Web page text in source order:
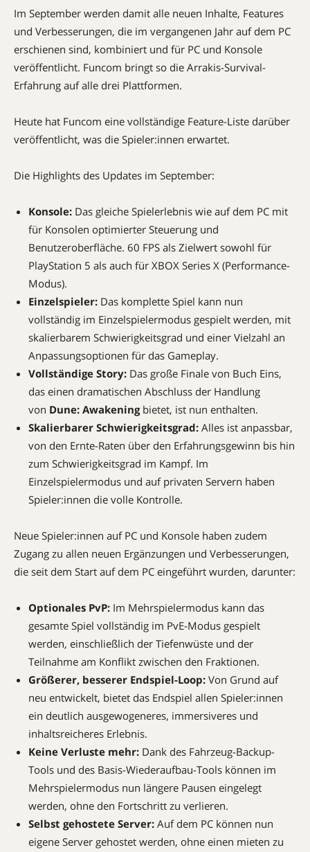
Im September werden damit alle neuen Inhalte, Features
und Verbesserungen, die im vergangenen Jahr auf dem PC
erschienen sind, kombiniert und für PC und Konsole
veröffentlicht. Funcom bringt so die Arrakis-Survival-
Erfahrung auf alle drei Plattformen.
Heute hat Funcom eine vollständige Feature-Liste darüber
veröffentlicht, was die Spieler:innen erwartet.
Die Highlights des Updates im September:
Konsole: Das gleiche Spielerlebnis wie auf dem PC mit
für Konsolen optimierter Steuerung und
Benutzeroberfläche. 60 FPS als Zielwert sowohl für
PlayStation 5 als auch für XBOX Series X (Performance-
Modus).
Einzelspieler: Das komplette Spiel kann nun
vollständig im Einzelspielermodus gespielt werden, mit
skalierbarem Schwierigkeitsgrad und einer Vielzahl an
Anpassungsoptionen für das Gameplay.
Vollständige Story: Das große Finale von Buch Eins,
das einen dramatischen Abschluss der Handlung
von Dune: Awakeningbietet, ist nun enthalten.
Skalierbarer Schwierigkeitsgrad: Alles ist anpassbar,
von den Ernte-Raten über den Erfahrungsgewinn bis hin
zum Schwierigkeitsgrad im Kampf. Im
Einzelspielermodus und auf privaten Servern haben
Spieler:innen die volle Kontrolle.
Neue Spieler:innen auf PC und Konsole haben zudem
Zugang zu allen neuen Ergänzungen und Verbesserungen,
die seit dem Start auf dem PC eingeführt wurden, darunter:
Optionales PvP: Im Mehrspielermodus kann das
gesamte Spiel vollständig im PvE-Modus gespielt
werden, einschließlich der Tiefenwüste und der
Teilnahme am Konflikt zwischen den Fraktionen.
Größerer, besserer Endspiel-Loop: Von Grund auf
neu entwickelt, bietet das Endspiel allen Spieler:innen
ein deutlich ausgewogeneres, immersiveres und
inhaltsreicheres Erlebnis.
Keine Verluste mehr: Dank des Fahrzeug-Backup-
Tools und des Basis-Wiederaufbau-Tools können im
Mehrspielermodus nun längere Pausen eingelegt
werden, ohne den Fortschritt zu verlieren.
Selbst gehostete Server: Auf dem PC können nun
eigene Server gehostet werden, ohne einen mieten zu